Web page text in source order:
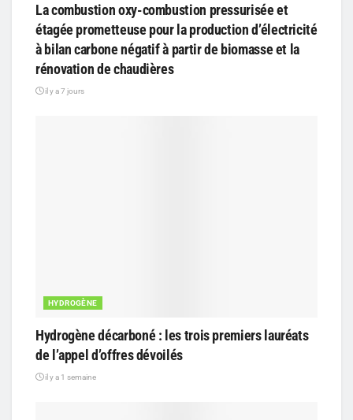
La combustion oxy-combustion pressurisée et
étagée prometteuse pour la production d’électricité
à bilan carbone négatif à partir de biomasse et la
rénovation de chaudières
il y a 7 jours
HYDROGÈNE
Hydrogène décarboné : les trois premiers lauréats
de l’appel d’offres dévoilés
il y a 1 semaine